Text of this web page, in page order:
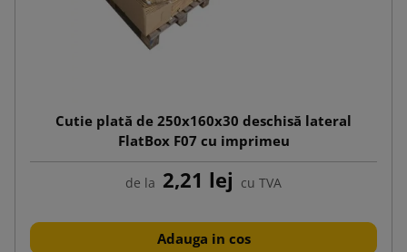
Cutie plată de 250x160x30 deschisă lateral
FlatBox F07 cu imprimeu
de la 2,21 lej cu TVA
Adauga in cos